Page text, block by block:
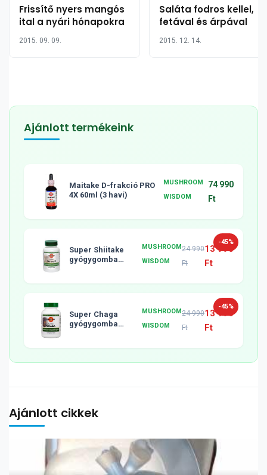
Frissítő nyers mangós
ital a nyári hónapokra
2015. 09. 09.
Saláta fodros kellel,
fetával és árpával
2015. 12. 14.
Ajánlott termékeink
Maitake D-frakció PRO
4X 60ml (3 havi)
MUSHROOM
WISDOM
74 990
Ft
-45%
Super Shiitake
gyógygomba
MUSHROOM
WISDOM
24 990
Ft
13 990
Ft
-45%
Super Chaga
gyógygomba
MUSHROOM
WISDOM
24 990
Ft
13 990
Ft
Ajánlott cikkek